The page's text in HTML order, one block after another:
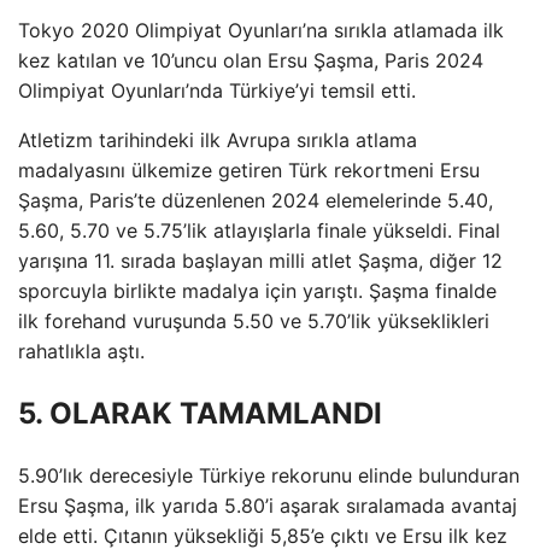
Tokyo 2020 Olimpiyat Oyunları’na sırıkla atlamada ilk
kez katılan ve 10’uncu olan Ersu Şaşma, Paris 2024
Olimpiyat Oyunları’nda Türkiye’yi temsil etti.
Atletizm tarihindeki ilk Avrupa sırıkla atlama
madalyasını ülkemize getiren Türk rekortmeni Ersu
Şaşma, Paris’te düzenlenen 2024 elemelerinde 5.40,
5.60, 5.70 ve 5.75’lik atlayışlarla finale yükseldi. Final
yarışına 11. sırada başlayan milli atlet Şaşma, diğer 12
sporcuyla birlikte madalya için yarıştı. Şaşma finalde
ilk forehand vuruşunda 5.50 ve 5.70’lik yükseklikleri
rahatlıkla aştı.
5. OLARAK TAMAMLANDI
5.90’lık derecesiyle Türkiye rekorunu elinde bulunduran
Ersu Şaşma, ilk yarıda 5.80’i aşarak sıralamada avantaj
elde etti. Çıtanın yüksekliği 5,85’e çıktı ve Ersu ilk kez